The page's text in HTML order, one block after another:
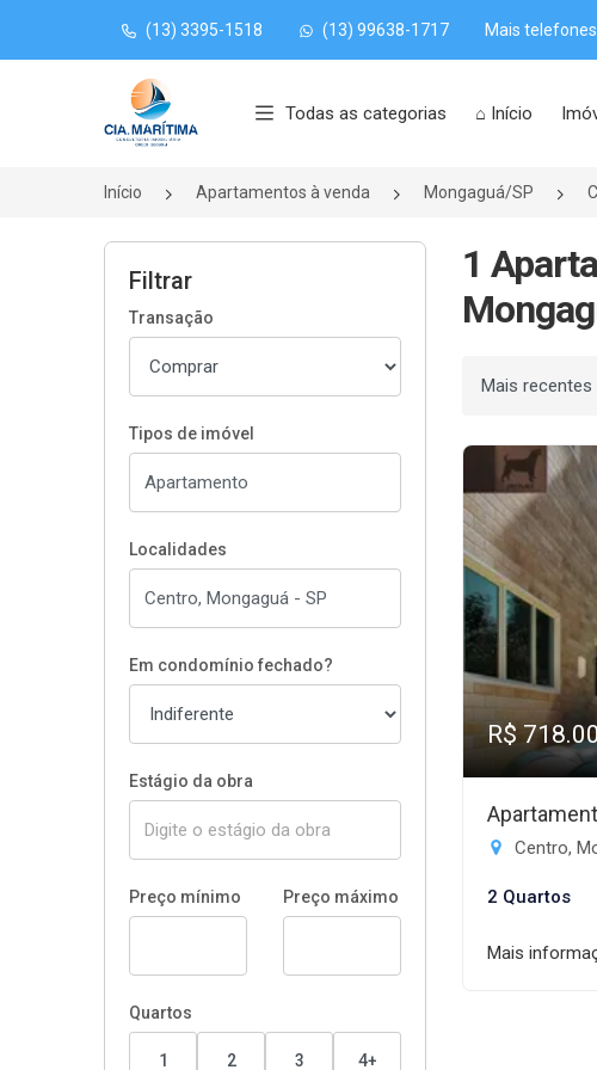
(13) 3395-1518 (13) 99638-1717 Mais telefones
Página inicial
Todas as categorias ⌂ Início
Início Apartamentos à venda Mongaguá/SP
Filtrar
Transação
Tipos de imóvel
Localidades
Em condomínio fechado?
Estágio da obra
Preço mínimo Preço máximo
Quartos
1 2 3 4+
1
Ordenar por
R$
Centro,
2 Quartos
Mais